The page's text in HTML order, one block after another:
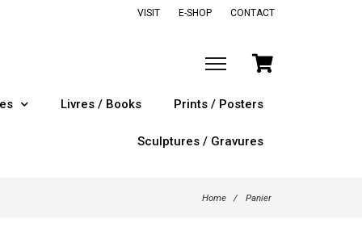
VISIT E-SHOP CONTACT
Livres / Books Prints / Posters
Sculptures / Gravures
Home / Panier